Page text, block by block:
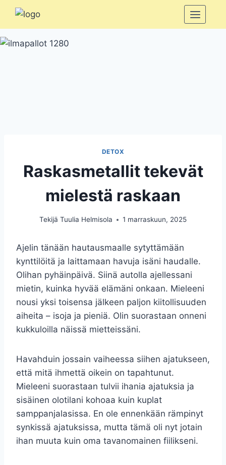
Siirry
sisältöön
DETOX
Raskasmetallit tekevät
mielestä raskaan
Tekijä Tuulia Helmisola 1 marraskuun, 2025
Ajelin tänään hautausmaalle sytyttämään
kynttilöitä ja laittamaan havuja isäni haudalle.
Olihan pyhäinpäivä. Siinä autolla ajellessani
mietin, kuinka hyvää elämäni onkaan. Mieleeni
nousi yksi toisensa jälkeen paljon kiitollisuuden
aiheita – isoja ja pieniä. Olin suorastaan onneni
kukkuloilla näissä mietteissäni.
Havahduin jossain vaiheessa siihen ajatukseen,
että mitä ihmettä oikein on tapahtunut.
Mieleeni suorastaan tulvii ihania ajatuksia ja
sisäinen olotilani kohoaa kuin kuplat
samppanjalasissa. En ole ennenkään rämpinyt
synkissä ajatuksissa, mutta tämä oli nyt jotain
ihan muuta kuin oma tavanomainen fiilikseni.